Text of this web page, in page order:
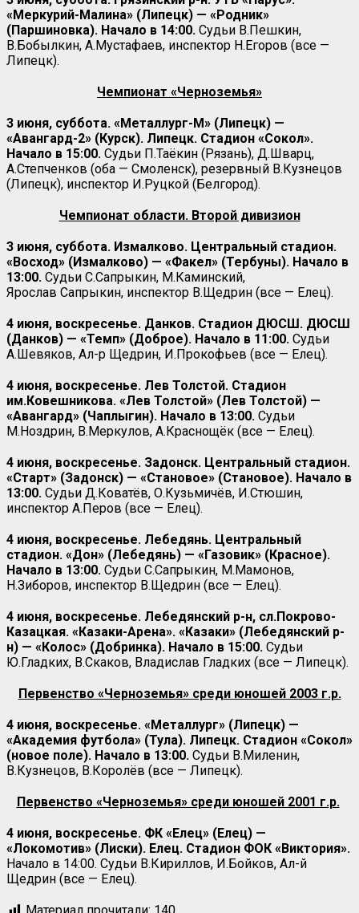
«Меркурий-Малина» (Липецк) — «Родник»
(Паршиновка). Начало в 14:00. Судьи В.Пешкин,
В.Бобылкин, А.Мустафаев, инспектор Н.Егоров (все —
Липецк).
Чемпионат «Черноземья»
3 июня, суббота. «Металлург-М» (Липецк) —
«Авангард-2» (Курск). Липецк. Стадион «Сокол».
Начало в 15:00. Судьи П.Таёкин (Рязань), Д.Шварц,
А.Степченков (оба — Смоленск), резервный В.Кузнецов
(Липецк), инспектор И.Руцкой (Белгород).
Чемпионат области. Второй дивизион
3 июня, суббота. Измалково. Центральный стадион.
«Восход» (Измалково) — «Факел» (Тербуны). Начало в
13:00. Судьи С.Сапрыкин, М.Каминский,
Ярослав Сапрыкин, инспектор В.Щедрин (все — Елец).
4 июня, воскресенье. Данков. Стадион ДЮСШ. ДЮСШ
(Данков) — «Темп» (Доброе). Начало в 11:00. Судьи
А.Шевяков, Ал-р Щедрин, И.Прокофьев (все — Елец).
4 июня, воскресенье. Лев Толстой. Стадион
им.Ковешникова. «Лев Толстой» (Лев Толстой) —
«Авангард» (Чаплыгин). Начало в 13:00. Судьи
М.Ноздрин, В.Меркулов, А.Краснощёк (все — Елец).
4 июня, воскресенье. Задонск. Центральный стадион.
«Старт» (Задонск) — «Становое» (Становое). Начало в
13:00. Судьи Д.Коватёв, О.Кузьмичёв, И.Стюшин,
инспектор А.Перов (все — Елец).
4 июня, воскресенье. Лебедянь. Центральный
стадион. «Дон» (Лебедянь) — «Газовик» (Красное).
Начало в 13:00. Судьи С.Сапрыкин, М.Мамонов,
Н.Зиборов, инспектор В.Щедрин (все — Елец).
4 июня, воскресенье. Лебедянский р-н, сл.Покрово-
Казацкая. «Казаки-Арена». «Казаки» (Лебедянский р-
н) — «Колос» (Добринка). Начало в 15:00. Судьи
Ю.Гладких, В.Скаков, Владислав Гладких (все — Липецк).
Первенство «Черноземья» среди юношей 2003 г.р.
4 июня, воскресенье. «Металлург» (Липецк) —
«Академия футбола» (Тула). Липецк. Стадион «Сокол»
(новое поле). Начало в 13:00. Судьи В.Миленин,
В.Кузнецов, В.Королёв (все — Липецк).
Первенство «Черноземья» среди юношей 2001 г.р.
4 июня, воскресенье. ФК «Елец» (Елец) —
«Локомотив» (Лиски). Елец. Стадион ФОК «Виктория».
Начало в 14:00. Судьи В.Кириллов, И.Бойков, Ал-й
Щедрин (все — Елец).